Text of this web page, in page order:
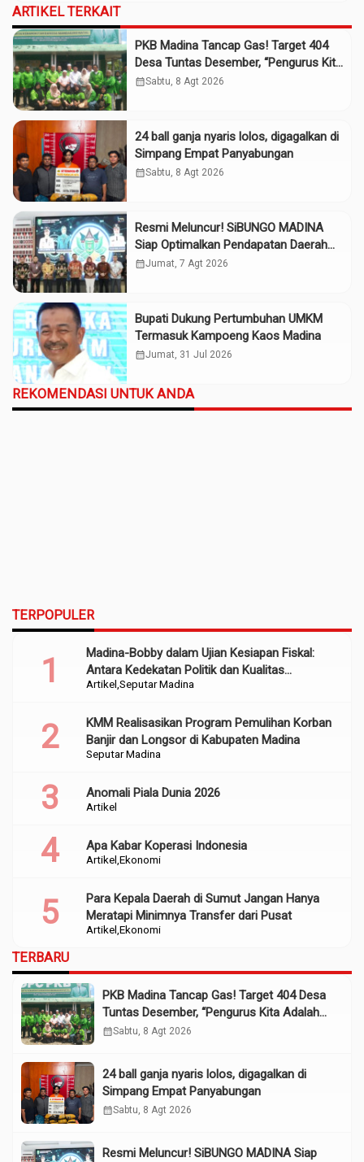
ARTIKEL TERKAIT
PKB Madina Tancap Gas! Target 404
Desa Tuntas Desember, “Pengurus Kita
Adalah Tokoh”
calendar_monthSabtu, 8 Agt 2026
24 ball ganja nyaris lolos, digagalkan di
Simpang Empat Panyabungan
calendar_monthSabtu, 8 Agt 2026
Resmi Meluncur! SiBUNGO MADINA
Siap Optimalkan Pendapatan Daerah
Madina
calendar_monthJumat, 7 Agt 2026
Bupati Dukung Pertumbuhan UMKM
Termasuk Kampoeng Kaos Madina
calendar_monthJumat, 31 Jul 2026
REKOMENDASI UNTUK ANDA
TERPOPULER
Artikel Seputar Madina
Madina-Bobby dalam Ujian Kesiapan Fiskal:
Antara Kedekatan Politik dan Kualitas
Perencanaan
Seputar Madina
KMM Realisasikan Program Pemulihan Korban
Banjir dan Longsor di Kabupaten Madina
Artikel
Anomali Piala Dunia 2026
Artikel Ekonomi
Apa Kabar Koperasi Indonesia
Artikel Ekonomi
Para Kepala Daerah di Sumut Jangan Hanya
Meratapi Minimnya Transfer dari Pusat
TERBARU
PKB Madina Tancap Gas! Target 404 Desa
Tuntas Desember, “Pengurus Kita Adalah
Tokoh”
calendar_monthSabtu, 8 Agt 2026
24 ball ganja nyaris lolos, digagalkan di
Simpang Empat Panyabungan
calendar_monthSabtu, 8 Agt 2026
Resmi Meluncur! SiBUNGO MADINA Siap